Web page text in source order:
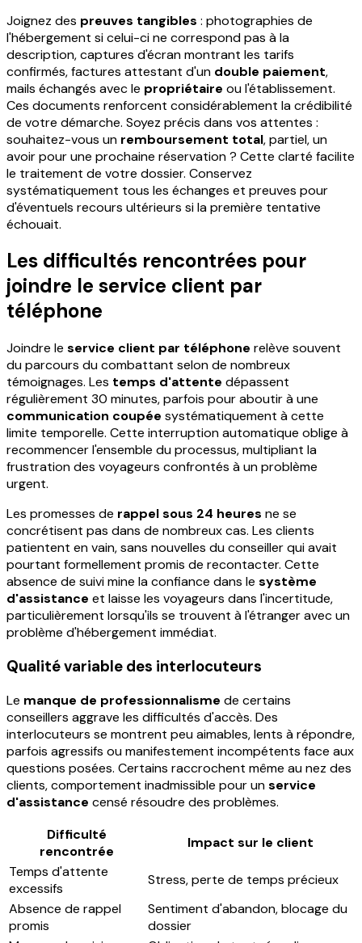
Joignez des preuves tangibles : photographies de
l'hébergement si celui-ci ne correspond pas à la
description, captures d'écran montrant les tarifs
confirmés, factures attestant d'un double paiement,
mails échangés avec le propriétaire ou l'établissement.
Ces documents renforcent considérablement la crédibilité
de votre démarche. Soyez précis dans vos attentes :
souhaitez-vous un remboursement total, partiel, un
avoir pour une prochaine réservation ? Cette clarté facilite
le traitement de votre dossier. Conservez
systématiquement tous les échanges et preuves pour
d'éventuels recours ultérieurs si la première tentative
échouait.
Les difficultés rencontrées pour
joindre le service client par
téléphone
Joindre le service client par téléphone relève souvent
du parcours du combattant selon de nombreux
témoignages. Les temps d'attente dépassent
régulièrement 30 minutes, parfois pour aboutir à une
communication coupée systématiquement à cette
limite temporelle. Cette interruption automatique oblige à
recommencer l'ensemble du processus, multipliant la
frustration des voyageurs confrontés à un problème
urgent.
Les promesses de rappel sous 24 heures ne se
concrétisent pas dans de nombreux cas. Les clients
patientent en vain, sans nouvelles du conseiller qui avait
pourtant formellement promis de recontacter. Cette
absence de suivi mine la confiance dans le système
d'assistance et laisse les voyageurs dans l'incertitude,
particulièrement lorsqu'ils se trouvent à l'étranger avec un
problème d'hébergement immédiat.
Qualité variable des interlocuteurs
Le manque de professionnalisme de certains
conseillers aggrave les difficultés d'accès. Des
interlocuteurs se montrent peu aimables, lents à répondre,
parfois agressifs ou manifestement incompétents face aux
questions posées. Certains raccrochent même au nez des
clients, comportement inadmissible pour unservice
d'assistance censé résoudre des problèmes.
Difficulté
rencontrée
Impact sur le client
Temps d'attente
excessifs
Stress, perte de temps précieux
Absence de rappel
promis
Sentiment d'abandon, blocage du
dossier